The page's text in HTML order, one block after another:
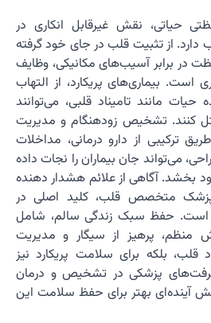
حیاتی، نقش غیرقابل انکاری در
دارد. از تثبیت قلب در جای خود گرفته
در برابر آسیب‌های مکانیکی، وظایف
است. بیماری‌های پریکارد، از التهاب
حیات مانند تامیناد قلبی، می‌توانند
کنند. تشخیص زودهنگام و مدیریت
ترکیبی از دارو درمانی، مداخلات
می‌تواند جان بیماران را نجات داده
بخشد. آگاهی از علائم هشدار دهنده
متخصص قلب، کلید اصلی در
است. حفظ سبک زندگی سالم، شامل
منظم، پرهیز از سیگار و مدیریت
قلب، بلکه برای سلامت پریکارد نیز
پزشکی در تشخیص و درمان
آینده‌ای بهتر برای حفظ سلامت این